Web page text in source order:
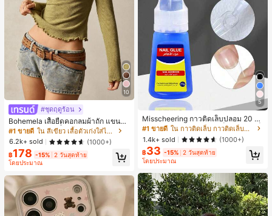
10
#ชุดฤดูร้อน
Bohemela เสื้อยืดคอกลมผ้าถัก แขนยา
ว สีเรียบ ใช้งานทั่วไป สำหรับผู้หญิง
#1 ขายดี
ใน สีเขียว เสื้อตัวเก่งใส่ได้ทุกวัน
6.2k+ sold
(1000+)
฿178 -15% 2 วันสุดท้าย
โดยประมาณ
5
Misscheering กาวติดเล็บปลอม 20 กรั
ม แรงยึดสูง เจลสติกเกอร์เล็บนุ่ม แห้งเร็
ว เหมาะสำหรับผู้เริ่มต้นทำเล็บ ติดทนน
าน
#1 ขายดี
ใน กาวติดเล็บ กาวติดเล็บและสารยึดติด
1.4k+ sold
(1000+)
฿33 -15% 2 วันสุดท้าย
โดยประมาณ